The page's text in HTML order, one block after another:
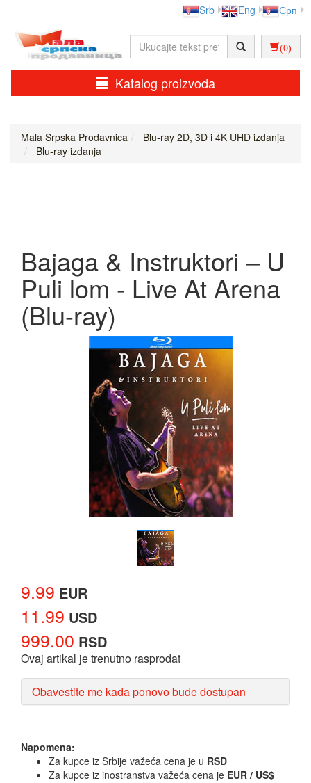
Srb Eng Срп
(0)
Katalog proizvoda
Mala Srpska Prodavnica
Blu-ray 2D, 3D i 4K UHD izdanja
Blu-ray izdanja
Bajaga & Instruktori ‎– U
Puli lom - Live At Arena
(Blu-ray)
9.99 EUR
11.99 USD
999.00 RSD
Ovaj artikal je trenutno rasprodat
Obavestite me kada ponovo bude dostupan
Napomena:
Za kupce iz Srbije važeća cena je u RSD
Za kupce iz inostranstva važeća cena je EUR / US$